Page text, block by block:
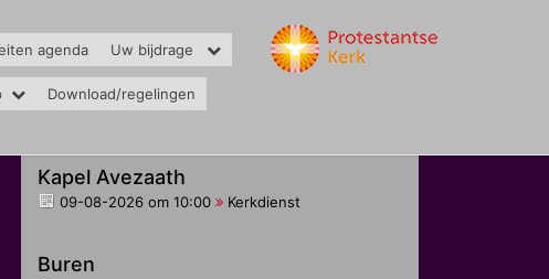
agenda Uw bijdrage
Download/regelingen
Kapel Avezaath
09-08-2026 om 10:00 Kerkdienst
Buren